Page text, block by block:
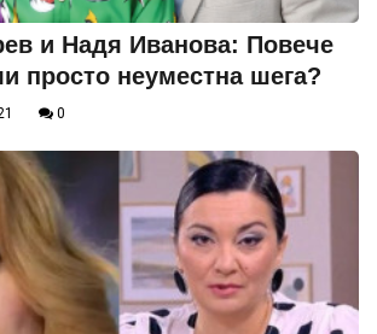
и Надя Иванова: Повече
просто неуместна шега?
0